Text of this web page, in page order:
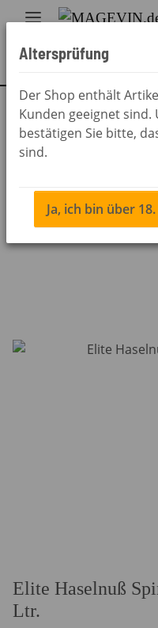
Zurück zur Liste
Elite Haselnuß
Ltr.
Altersprüfung
Der Shop enthält
Kunden geeignet sind.
bestätigen Sie bitte,
sind.
Ja, ich bin über 18.